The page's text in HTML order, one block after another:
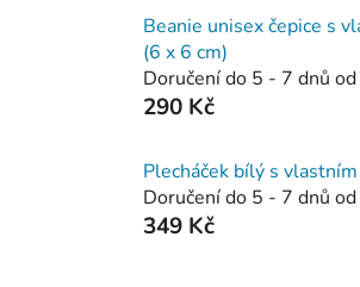
Beanie unisex čepice s
(6 x 6 cm)
Doručení do 5 - 7 dnů
290 Kč
Plecháček bílý s
Doručení do 5 - 7 dnů
349 Kč